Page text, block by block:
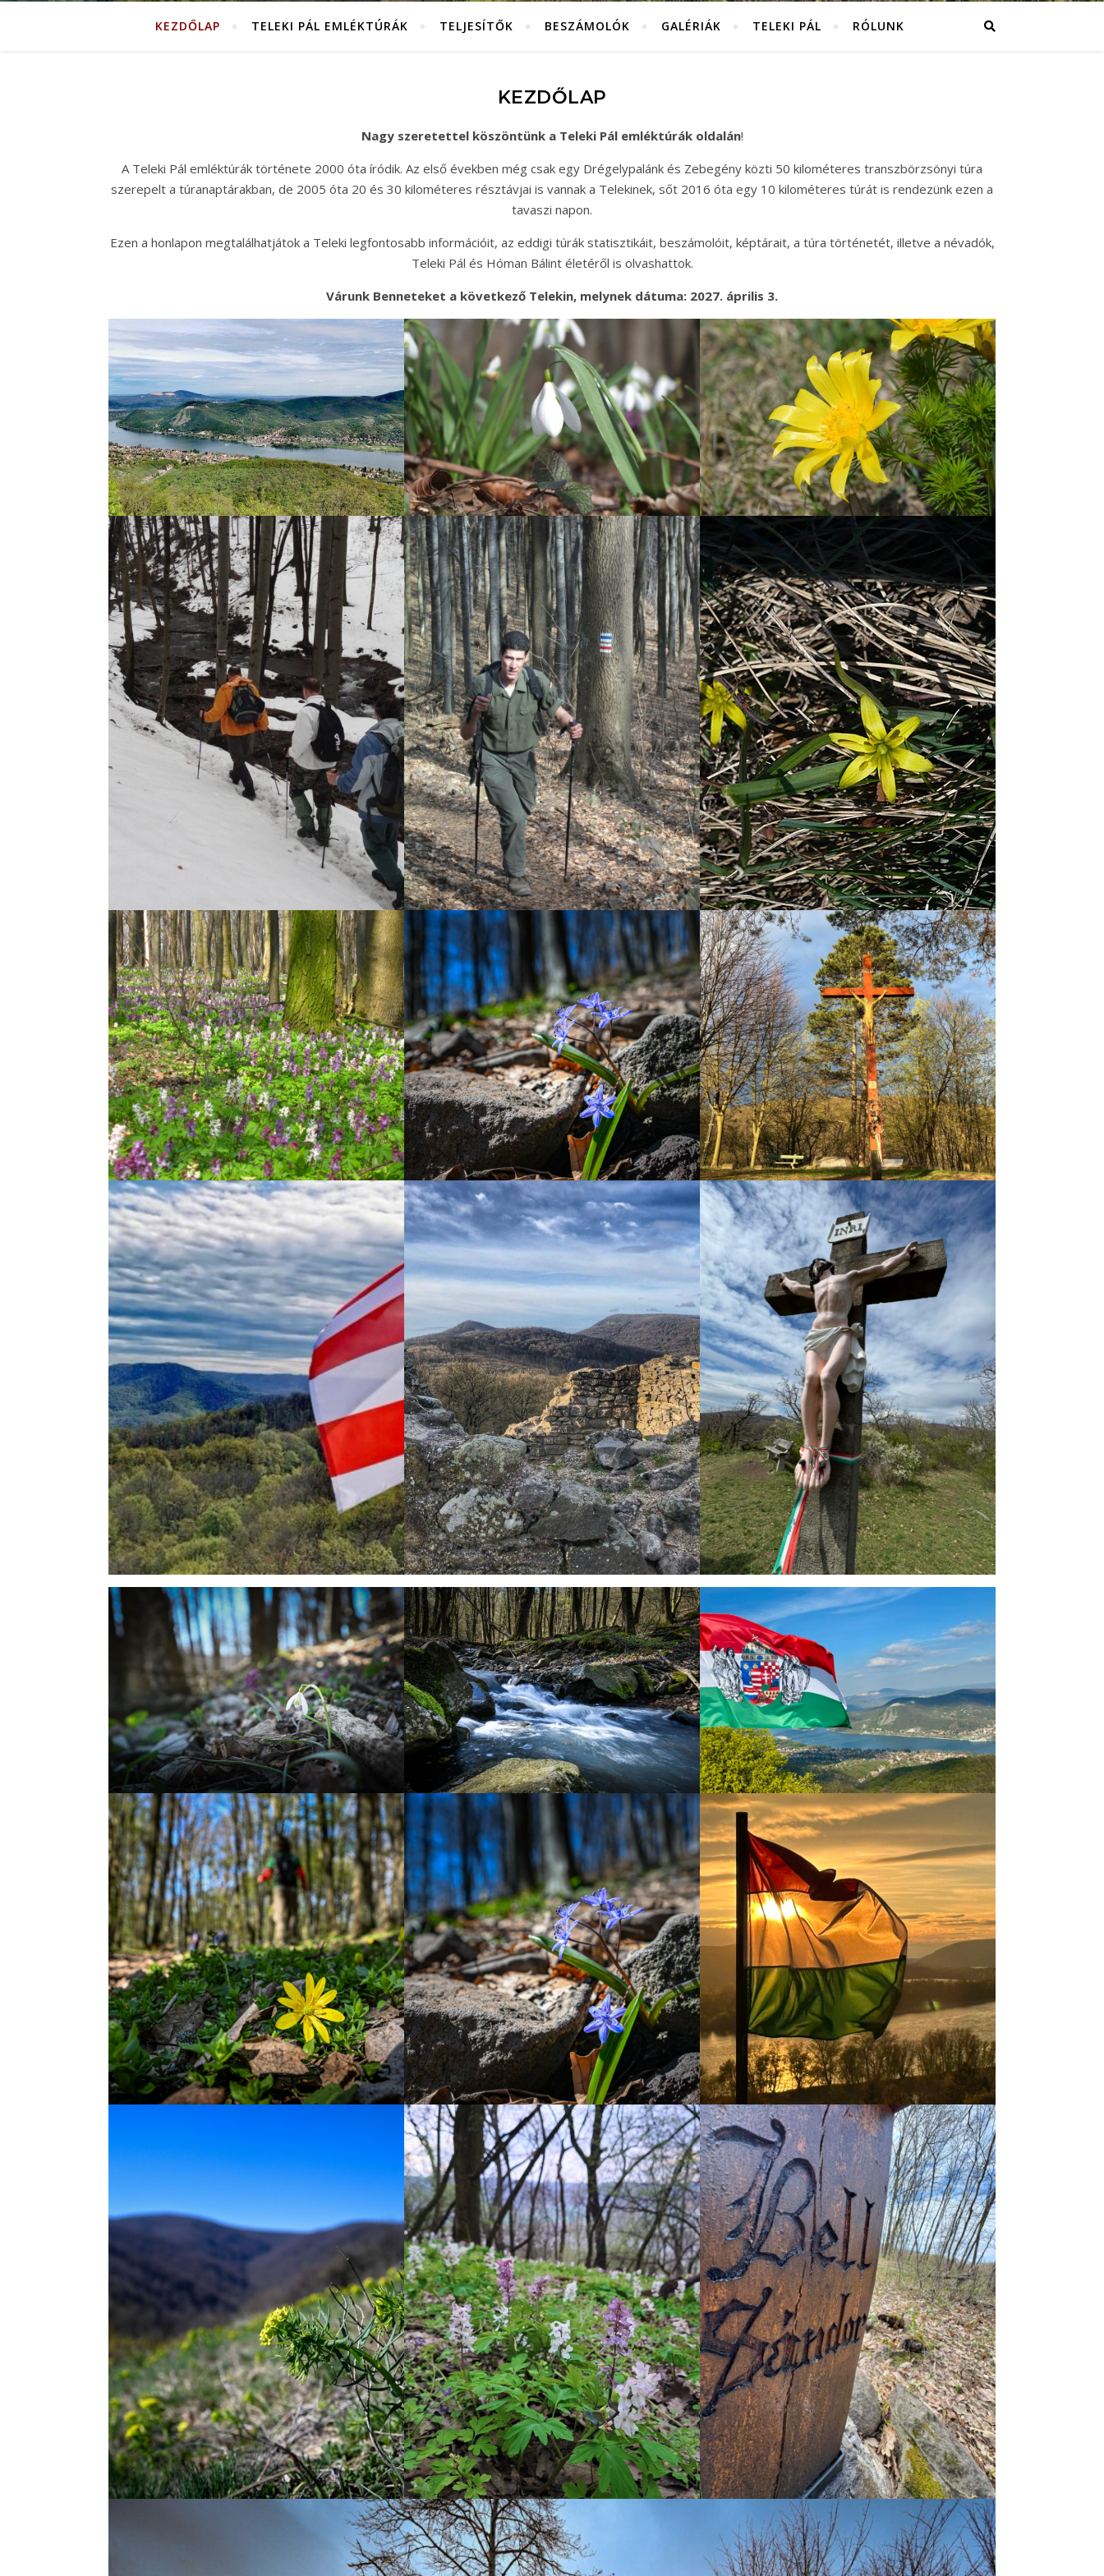
KEZDŐLAP TELEKI PÁL EMLÉKTÚRÁK TELJESÍTŐK BESZÁMOLÓK GALÉRIÁK TELEKI PÁL RÓLUNK
KEZDŐLAP
Nagy szeretettel köszöntünk a Teleki Pál emléktúrák oldalán!
A Teleki Pál emléktúrák története 2000 óta íródik. Az első években még csak egy Drégelypalánk és Zebegény közti 50 kilométeres transzbörzsönyi túra
szerepelt a túranaptárakban, de 2005 óta 20 és 30 kilométeres résztávjai is vannak a Telekinek, sőt 2016 óta egy 10 kilométeres túrát is rendezünk ezen a
tavaszi napon.
Ezen a honlapon megtalálhatjátok a Teleki legfontosabb információit, az eddigi túrák statisztikáit, beszámolóit, képtárait, a túra történetét, illetve a névadók,
Teleki Pál és Hóman Bálint életéről is olvashattok.
Várunk Benneteket a következő Telekin, melynek dátuma: 2027. április 3.